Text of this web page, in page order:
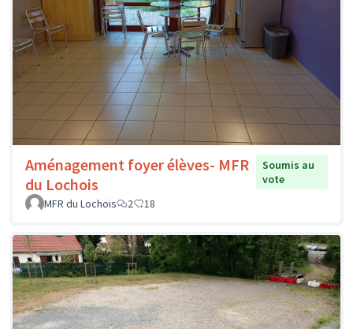
Aménagement foyer élèves- MFR
du Lochois
Soumis au
vote
MFR du Lochois
2 18